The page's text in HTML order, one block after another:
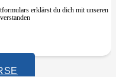
erklärst du dich mit unseren